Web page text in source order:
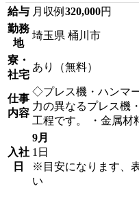
給与 月収例 320,000円
勤務
地
埼玉県 桶川市
寮・
社宅
あり（無料）
仕事
内容
◇プレス機・ハンマ
力の異なるプレス機
工程です。 ・金属材
入社
日
9月
1日
※目安になります、
い